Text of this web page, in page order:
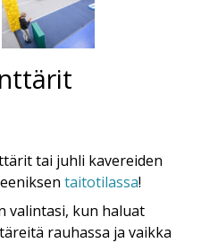
tai juhli kavereiden
taitotilassa!
valintasi, kun haluat
rauhassa ja vaikka